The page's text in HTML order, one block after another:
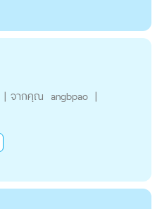
| จากคุณ angbpao |